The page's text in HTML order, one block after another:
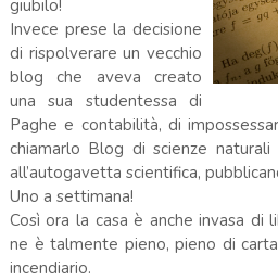
giubilo!
Invece prese la decisione
di rispolverare un vecchio
blog che aveva creato
una sua studentessa di
Paghe e contabilità, di
chiamarlo Blog di scienze
all’autogavetta scientifica,
Uno a settimana!
Così ora la casa è anche invasa di
ne è talmente pieno, pieno di
incendiario.